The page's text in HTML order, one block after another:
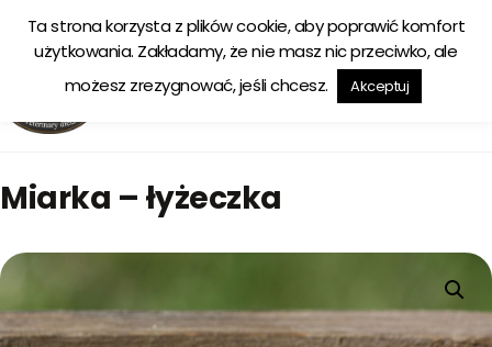
Ekologiczna karma tworzona w zgodzie z naturą
Miarka – łyżeczka
Ta strona korzysta z plików cookie, aby poprawić komfort
użytkowania. Zakładamy, że nie masz nic przeciwko, ale
możesz zrezygnować, jeśli chcesz.
Akceptuj